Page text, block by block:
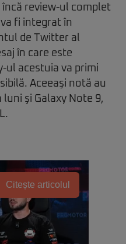
încă review-ul complet
fi integrat în
de Twitter al
în care este
ul acestuia va primi
Aceeaşi notă au
şi Galaxy Note 9,
Citește articolul